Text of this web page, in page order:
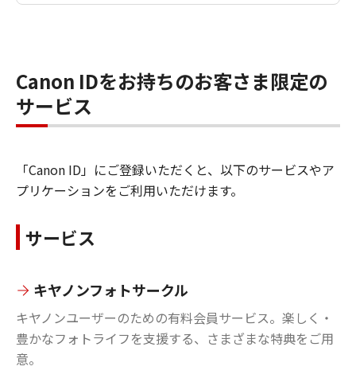
Canon IDをお持ちのお客さま限定の
サービス
「Canon ID」にご登録いただくと、以下のサービスやア
プリケーションをご利用いただけます。
サービス
キヤノンフォトサークル
キヤノンユーザーのための有料会員サービス。楽しく・
豊かなフォトライフを支援する、さまざまな特典をご用
意。